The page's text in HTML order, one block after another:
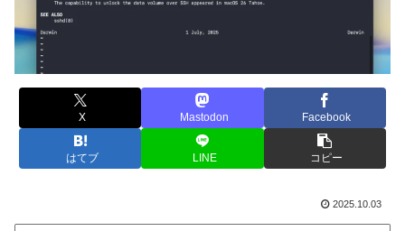
X Mastodon Facebook
はてブ LINE コピー
2025.10.03